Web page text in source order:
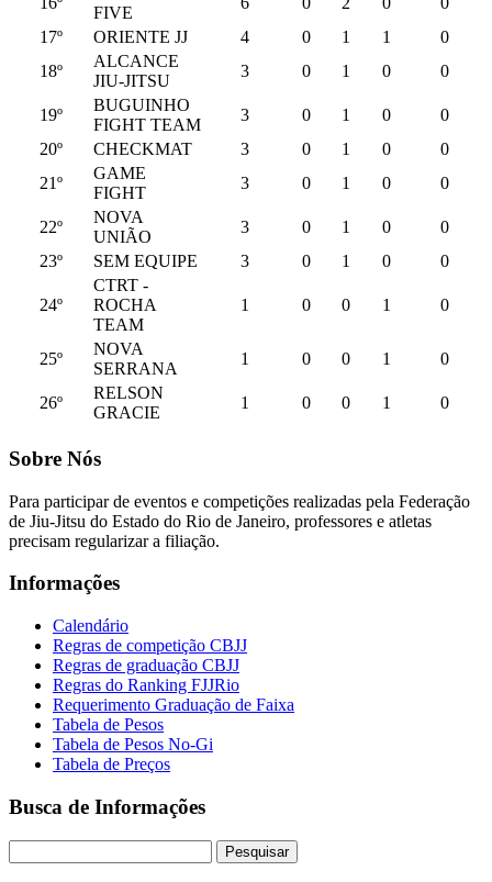
FIVE
17º
ORIENTE JJ 4 0 1 1
0
18º
ALCANCE
JIU-JITSU
3 0 1 0 0
19º
BUGUINHO
FIGHT TEAM
3 0 1 0
0
20º
CHECKMAT 3 0 1 0
0
21º
GAME
FIGHT
3 0 1 0 0
22º
NOVA
UNIÃO
3 0 1 0
0
23º
SEM EQUIPE 3 0 1 0 0
24º
CTRT -
ROCHA
TEAM
1 0 0 1 0
25º
NOVA
SERRANA
1 0 0 1 0
26º
RELSON
GRACIE
1 0 0 1 0
Sobre Nós
Para participar de eventos e competições realizadas pela Federação
de Jiu-Jitsu do Estado do Rio de Janeiro, professores e atletas
precisam regularizar a filiação.
Informações
Calendário
Regras de competição CBJJ
Regras de graduação CBJJ
Regras do Ranking FJJRio
Requerimento Graduação de Faixa
Tabela de Pesos
Tabela de Pesos No-Gi
Tabela de Preços
Busca de Informações